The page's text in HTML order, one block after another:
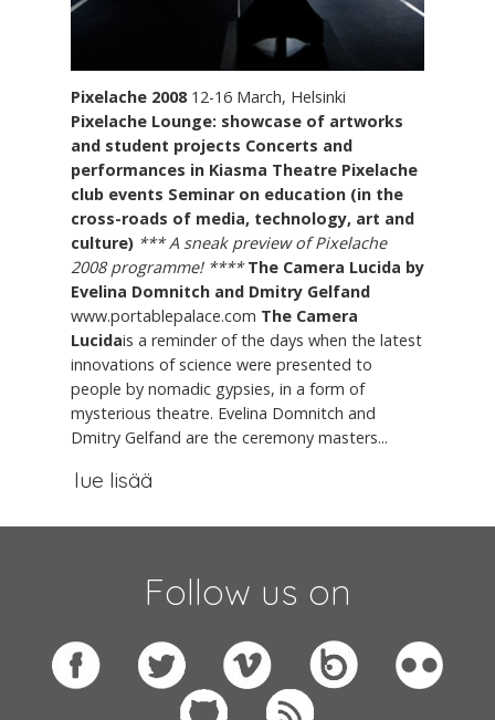
Pixelache 200812-16 March, Helsinki
Pixelache Lounge: showcase of artworks
and student projects Concerts and
performances in Kiasma Theatre Pixelache
club events Seminar on education (in the
cross-roads of media, technology, art and
culture) *** A sneak preview of Pixelache
2008 programme! **** The Camera Lucida by
Evelina Domnitch and Dmitry Gelfand
www.portablepalace.com The Camera
Lucidais a reminder of the days when the latest
innovations of science were presented to
people by nomadic gypsies, in a form of
mysterious theatre. Evelina Domnitch and
Dmitry Gelfand are the ceremony masters...
lue lisää
Follow us on